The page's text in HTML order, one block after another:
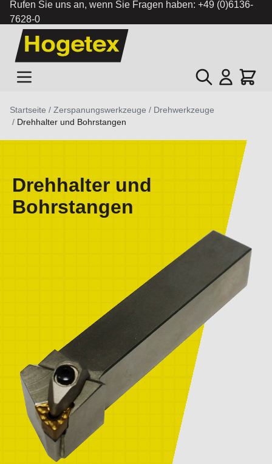
Rufen Sie uns an, wenn Sie Fragen haben: +49 (0)6136-
7628-0
Zum Inhalt springen
Suche Cart
Startseite / Zerspanungswerkzeuge / Drehwerkzeuge
/ Drehhalter und Bohrstangen
Drehhalter und
Bohrstangen